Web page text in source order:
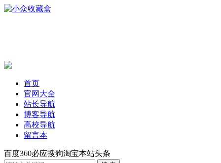
首页
官网大全
站长导航
博客导航
高校导航
留言本
百度360必应搜狗淘宝本站头条